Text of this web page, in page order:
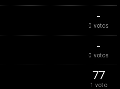
-
0 votos
-
0 votos
77
1 voto